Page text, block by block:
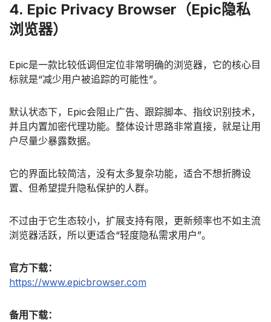
4. Epic Privacy Browser（Epic隐私
浏览器）
Epic是一款比较低调但定位非常明确的浏览器，它的核心目
标就是“减少用户被追踪的可能性”。
默认状态下，Epic会阻止广告、跟踪脚本、指纹识别技术，
并且内置加密代理功能。整体设计思路非常直接，就是让用
户尽量少暴露数据。
它的界面比较简洁，没有太多复杂功能，适合不想折腾设
置、但希望提升隐私保护的人群。
不过由于它生态较小，扩展支持有限，更新频率也不如主流
浏览器活跃，所以更适合“轻度隐私需求用户”。
官方下载：
https://www.epicbrowser.com
备用下载：